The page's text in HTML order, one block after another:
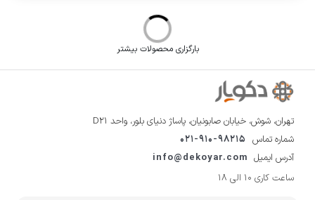
آون توستر داتیس مدل DT-710
ناموجود
آون توستر داتیس مدل DT-720